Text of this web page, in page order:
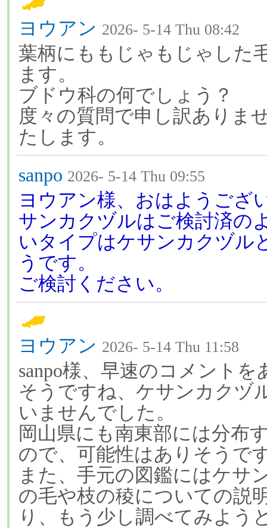
ヨウアン 2026- 5-14 Thu 08:42
葉柄にももじゃもじゃした
ます。
ブドウ科の何でしょう？
度々の質問で申し訳ありま
たします。
sanpo 2026- 5-14 Thu 09:55
ヨウアン様、おはようござ
サンカクヅルはご検討済の
いタイプはケサンカクヅル
うです。
ご検討ください。
ヨウアン 2026- 5-14 Thu 11:58
sanpo様、早速のコメント
そうですね、ケサンカクヅ
いませんでした。
岡山県にも南東部には分布
ので、可能性はありそうで
また、手元の図鑑にはケサ
の毛や枝の稜についての説
り、もう少し調べてみよう